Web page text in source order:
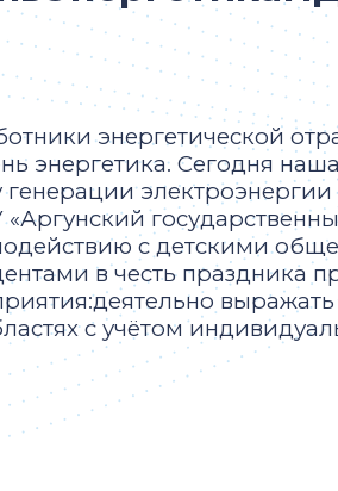
энергетической
энергетика. Сегодня
электроэнергии
с детскими
в честь праздника
с учётом